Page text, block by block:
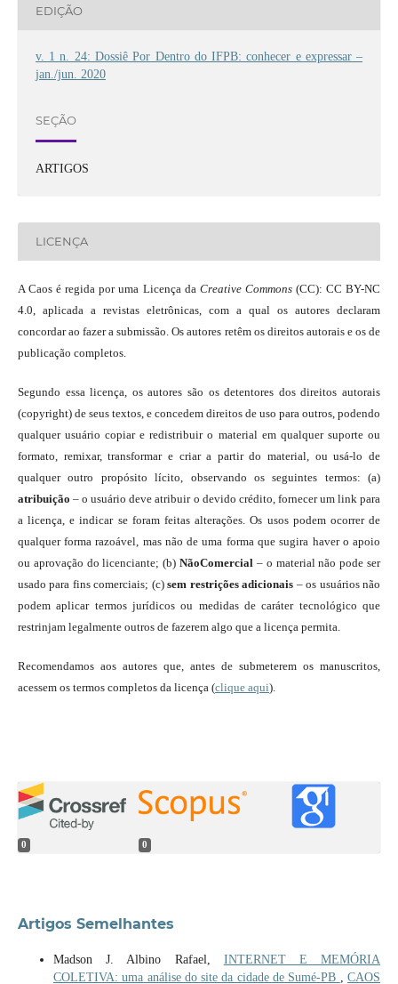
EDIÇÃO
v. 1 n. 24: Dossiê Por Dentro do IFPB: conhecer e expressar –
jan./jun. 2020
SEÇÃO
ARTIGOS
LICENÇA
A Caos é regida por uma Licença da Creative Commons(CC): CC BY-NC
4.0, aplicada a revistas eletrônicas, com a qual os autores declaram
concordar ao fazer a submissão. Os autores retêm os direitos autorais e os de
publicação completos.
Segundo essa licença, os autores são os detentores dos direitos autorais
(copyright) de seus textos, e concedem direitos de uso para outros, podendo
qualquer usuário copiar e redistribuir o material em qualquer suporte ou
formato, remixar, transformar e criar a partir do material, ou usá-lo de
qualquer outro propósito lícito, observando os seguintes termos: (a)
atribuição – o usuário deve atribuir o devido crédito, fornecer um link para
a licença, e indicar se foram feitas alterações. Os usos podem ocorrer de
qualquer forma razoável, mas não de uma forma que sugira haver o apoio
ou aprovação do licenciante; (b)NãoComercial – o material não pode ser
usado para fins comerciais; (c)sem restrições adicionais – os usuários não
podem aplicar termos jurídicos ou medidas de caráter tecnológico que
restrinjam legalmente outros de fazerem algo que a licença permita.
Recomendamos aos autores que, antes de submeterem os manuscritos,
acessem os termos completos da licença (clique aqui).
0 0
Artigos Semelhantes
Madson J. Albino Rafael, INTERNET E MEMÓRIA
COLETIVA: uma análise do site da cidade de Sumé-PB
,CAOS